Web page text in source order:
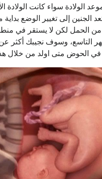
الولادة سواء كانت الولادة
الجنين إلى تغيير الوضع
من الحمل لكن لا يستقر في
التاسع، وسوف نجيبك أكثر
الحوض متى اولد من خلال